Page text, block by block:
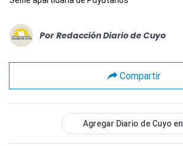
Por Redacción Diario de Cuyo
Compartir
Agregar Diario de Cuyo en